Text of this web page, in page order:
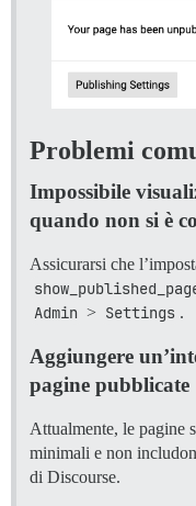
Problemi
Impossibile
quando non si è
Assicurarsi che
Admin > Settings .
Aggiungere
pagine pubblicate
Attualmente, le pagine
minimali e non
di Discourse.